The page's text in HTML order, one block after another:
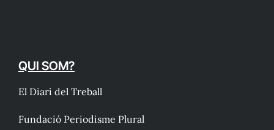
QUI SOM?
El Diari del Treball
Fundació Periodisme Plural